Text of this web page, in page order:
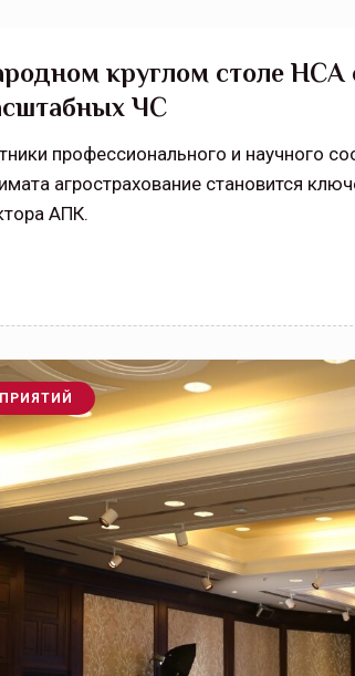
круглом столе НСА
ЧС
профессионального и научного
агрострахование становится
АПК.